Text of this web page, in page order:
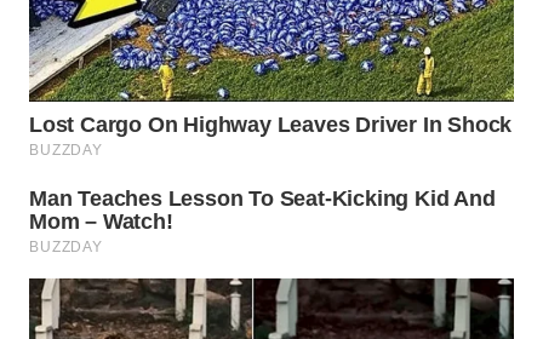
WN
LIKUPANG
WN
LABUANBAJO
WN
BORNEO
Wahana
Media
Group